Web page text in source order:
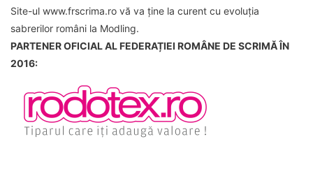
Site-ul www.frscrima.ro vă va ține la curent cu evoluția
sabrerilor români la Modling.
PARTENER OFICIAL AL FEDERAȚIEI ROMÂNE DE SCRIMĂ ÎN
2016: